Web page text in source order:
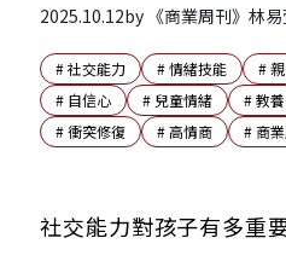
2025.10.12by 《商業周刊》林
#社交能力 #情緒技能 #
# 自信心 # 兒童情緒 #教養
#衝突修復 #高情商 # 商
1. 他們會開誠布公地談論情
社交能力對孩子有多重